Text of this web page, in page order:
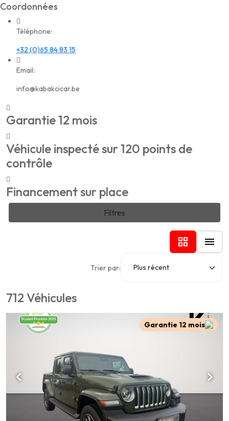
Coordonnées
Téléphone:
+32 (0)65 84 83 15
Email:
info@kabakcicar.be
Garantie 12 mois
Véhicule inspecté sur 120 points de
contrôle
Financement sur place
Filtres
Trier par:
712 Véhicules
Garantie 12 mois